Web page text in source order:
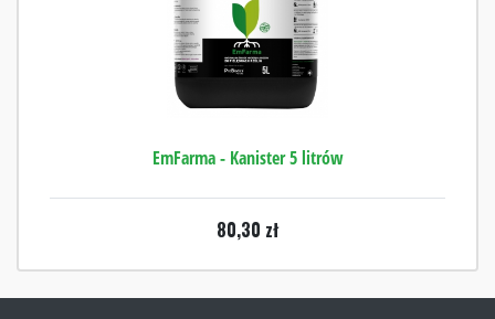
EmFarma - Kanister 5 litrów
80,30 zł